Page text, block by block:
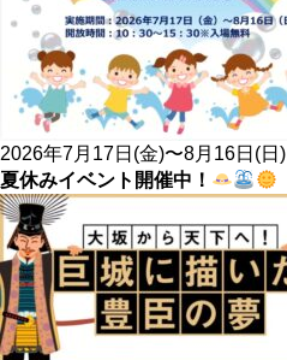
2026年7月17日(金)〜8月16日(日)
夏休みイベント開催中！